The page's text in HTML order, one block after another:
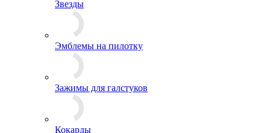
Спецсредства и аксессуары
Сумки
Чехлы